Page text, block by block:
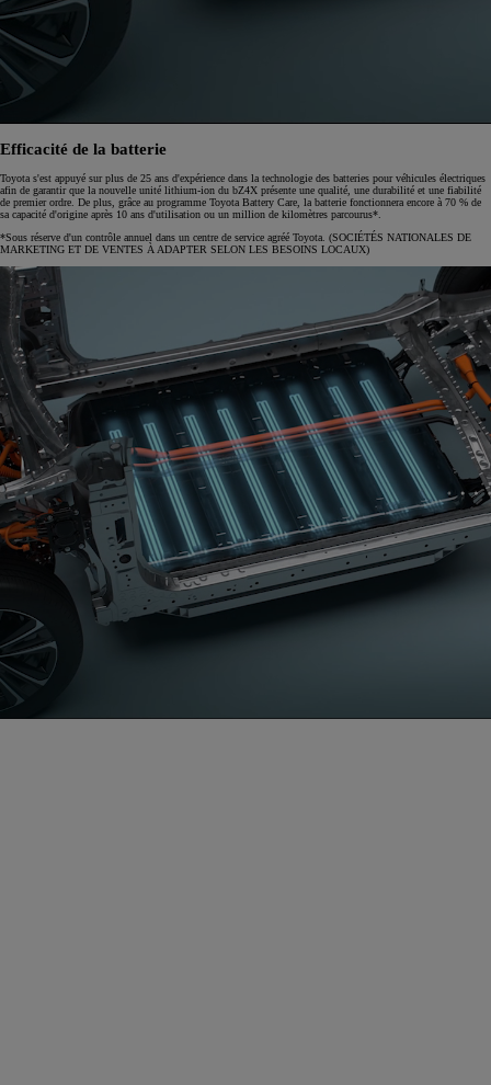
Efficacité de la batterie
Toyota s'est appuyé sur plus de 25 ans d'expérience dans la technologie des batteries pour véhicules électriques
afin de garantir que la nouvelle unité lithium-ion du bZ4X présente une qualité, une durabilité et une fiabilité
de premier ordre. De plus, grâce au programme Toyota Battery Care, la batterie fonctionnera encore à 70 % de
sa capacité d'origine après 10 ans d'utilisation ou un million de kilomètres parcourus*.
*Sous réserve d'un contrôle annuel dans un centre de service agréé Toyota. (SOCIÉTÉS NATIONALES DE
MARKETING ET DE VENTES À ADAPTER SELON LES BESOINS LOCAUX)